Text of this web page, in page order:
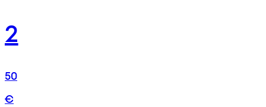
2
50
€